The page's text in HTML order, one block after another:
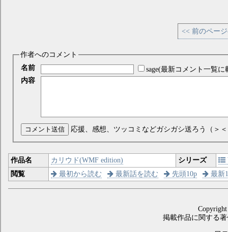
<< 前のペー
作者へのコメント
名前
sage(最新コメント一覧に
内容
コメント送信 応援、感想、ツッコミなどガシガシ送ろう（＞
作品名 カリウド(WMF edition) シリーズ
閲覧
最初から読む 最新話を読む 先頭10p 最新
掲載作品に関する